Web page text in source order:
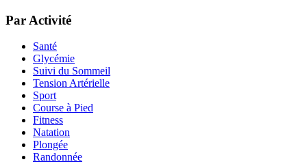
Par Activité
Santé
Glycémie
Suivi du Sommeil
Tension Artérielle
Sport
Course à Pied
Fitness
Natation
Plongée
Randonnée